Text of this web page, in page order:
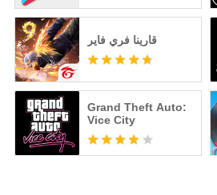
قارينا فري فاير
Grand Theft Auto:
Vice City